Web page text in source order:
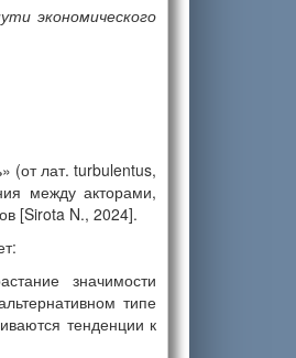
экономического
(от лат. turbulentus,
между акторами,
[Sirota N., 2024].
значимости
типе
тенденции к